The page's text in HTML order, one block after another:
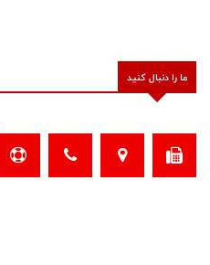
ما را دنبال کنید